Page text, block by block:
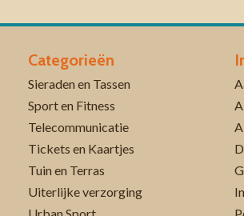
Categorieën
Sieraden en Tassen
Sport en Fitness
Telecommunicatie
Tickets en Kaartjes
Tuin en Terras
Uiterlijke verzorging
Urban Sport